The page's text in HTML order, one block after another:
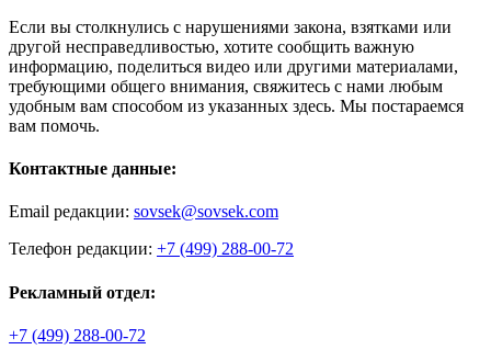
Если вы столкнулись с нарушениями закона, взятками или
другой несправедливостью, хотите сообщить важную
информацию, поделиться видео или другими материалами,
требующими общего внимания, свяжитесь с нами любым
удобным вам способом из указанных здесь. Мы постараемся
вам помочь.
Контактные данные:
Email редакции: sovsek@sovsek.com
Телефон редакции: +7 (499) 288-00-72
Рекламный отдел:
+7 (499) 288-00-72